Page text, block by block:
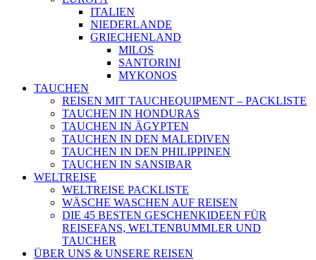
ITALIEN
NIEDERLANDE
GRIECHENLAND
MILOS
SANTORINI
MYKONOS
TAUCHEN
REISEN MIT TAUCHEQUIPMENT – PACKLISTE
TAUCHEN IN HONDURAS
TAUCHEN IN ÄGYPTEN
TAUCHEN IN DEN MALEDIVEN
TAUCHEN IN DEN PHILIPPINEN
TAUCHEN IN SANSIBAR
WELTREISE
WELTREISE PACKLISTE
WÄSCHE WASCHEN AUF REISEN
DIE 45 BESTEN GESCHENKIDEEN FÜR
REISEFANS, WELTENBUMMLER UND
TAUCHER
ÜBER UNS & UNSERE REISEN